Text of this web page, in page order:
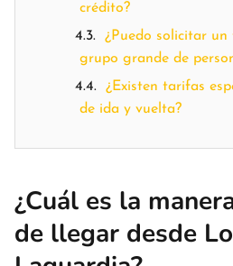
crédito?
¿Puedo solicitar
grupo grande de
¿Existen tarifas
de ida y vuelta?
¿Cuál es la
de llegar desde